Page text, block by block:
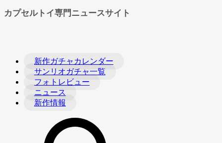
カプセルトイ専門ニュースサイト
新作ガチャカレンダー
サンリオガチャ一覧
フォトレビュー
ニュース
新作情報